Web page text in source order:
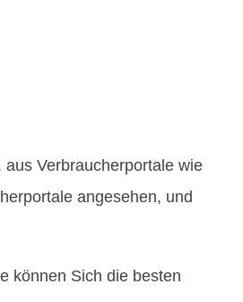
Verbraucherportale wie
angesehen, und
können Sich die besten